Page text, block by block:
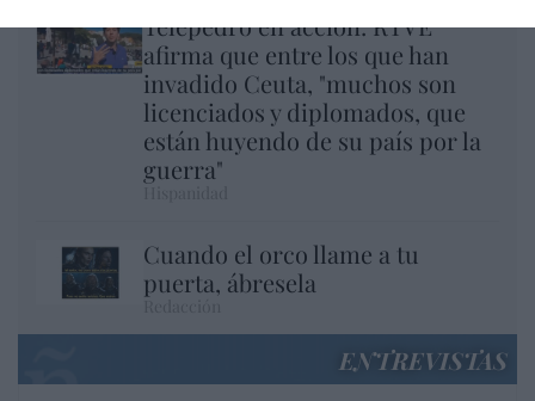
Telepedro en acción: RTVE
afirma que entre los que han
invadido Ceuta, "muchos son
licenciados y diplomados, que
están huyendo de su país por la
guerra"
Cuando el orco llame a tu
puerta, ábresela
ENTREVISTAS